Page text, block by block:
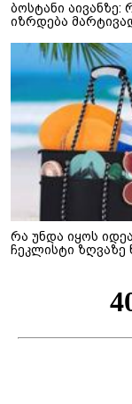
ბოსტანი
იზრდება
რა უნდა იყოს
ჩეკლისტი ზღვაზე